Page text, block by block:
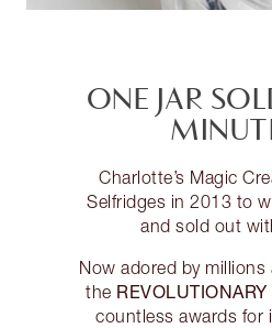
ONE JAR
Charlotte’s Magic
Selfridges in 2013 to
and sold out
Now adored by
the REVOLUTIONARY
countless awards for